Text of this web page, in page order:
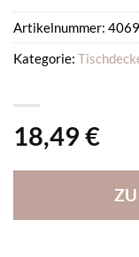
18,49 €
Artikelnummer:
Kategorie: